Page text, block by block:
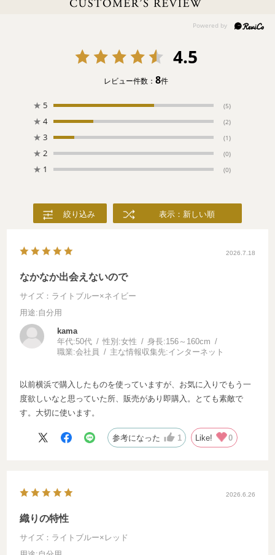
4.5
レビュー件数： 8件
★ 5 (5)
★ 4 (2)
★ 3 (1)
★ 2 (0)
★ 1 (0)
絞り込み 表示：新しい順
2026.7.18
なかなか出会えないので
サイズ：ライトブルー×ネイビー
用途:自分用
kama
年代:50代 性別:女性 身長:156～160cm
職業:会社員 主な情報収集先:インターネット
以前横浜で購入したものを使っていますが、お気に入りでもう一
度欲しいなと思っていた所、販売があり即購入。とても素敵で
す。大切に使います。
参考になった 1 Like! 0
2026.6.26
織りの特性
サイズ：ライトブルー×レッド